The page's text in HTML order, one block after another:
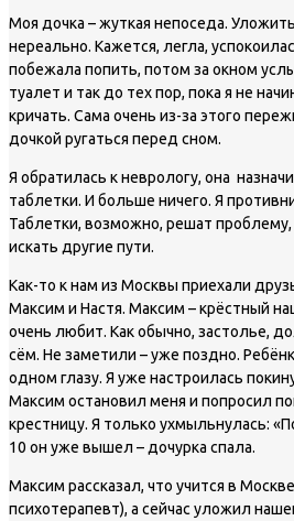
Моя дочка – жуткая непоседа.
нереально. Кажется, легла,
побежала попить, потом за окном
туалет и так до тех пор, пока я не
кричать. Сама очень из-за этого
дочкой ругаться перед сном.
Я обратилась к неврологу, она
таблетки. И больше ничего. Я
Таблетки, возможно, решат
искать другие пути.
Как-то к нам из Москвы приехали
Максим и Настя. Максим – крёстный
очень любит. Как обычно, застолье,
сём. Не заметили – уже поздно.
одном глазу. Я уже настроилась
Максим остановил меня и попросил
крестницу. Я только ухмыльнулась:
10 он уже вышел – дочурка спала.
Максим рассказал, что учится в
психотерапевт), а сейчас уложил